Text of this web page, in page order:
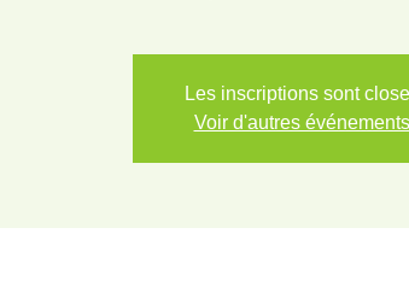
Les inscriptions sont
Voir d'autres événements